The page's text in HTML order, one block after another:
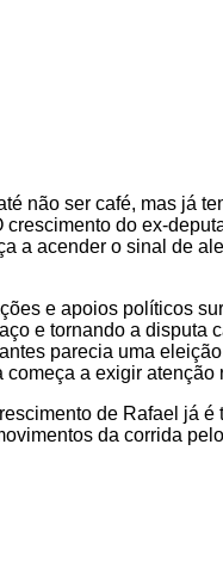
não ser café, mas já
crescimento do ex-
a acender o sinal de
e apoios políticos
e tornando a disputa
parecia uma
começa a exigir atenção
de Rafael já é
da corrida